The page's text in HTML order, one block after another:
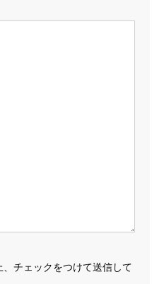
、チェックをつけて送信して